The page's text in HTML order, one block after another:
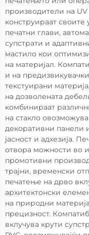
производители на
конструираат
печатни глави,
супстрати и
мастило кои
на материјал.
и на
текстуирани
на дозволената
комбинираат
на стакло
декоративни панели
јасност и адхезија.
отвора можности во
промотивни
трајни, временски
печатење на дрво
архитектонски
на природни
прецизност.
вклучува крути